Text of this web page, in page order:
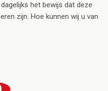
het bewijs dat deze
zijn. Hoe kunnen wij u van